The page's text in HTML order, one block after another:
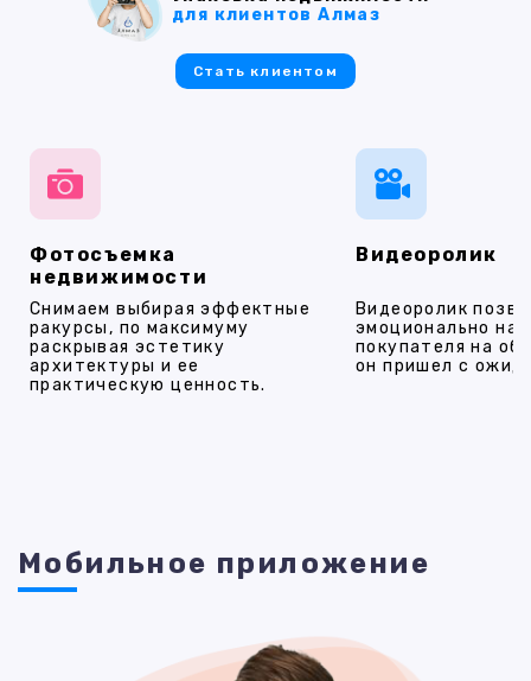
Фотосъемка
недвижимости
Снимаем выбирая эффектные
ракурсы, по максимуму
раскрывая эстетику
архитектуры и ее
практическую ценность.
Видеоролик
Видеоролик
эмоционально
покупателя на
он пришел с
для клиентов Алмаз
Стать клиентом
Мобильное приложение